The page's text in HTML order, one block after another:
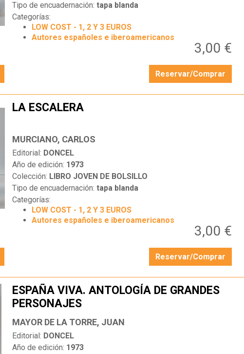
Tipo de encuadernación: tapa blanda
Categorías:
LOW COST - 1, 2 Y 3 EUROS
Autores españoles e iberoamericanos
3,00 €
Reservar/Comprar
LA ESCALERA
MURCIANO, CARLOS
Editorial: DONCEL
Año de edición: 1973
Colección: LIBRO JOVEN DE BOLSILLO
Tipo de encuadernación: tapa blanda
Categorías:
LOW COST - 1, 2 Y 3 EUROS
Autores españoles e iberoamericanos
3,00 €
Reservar/Comprar
ESPAÑA VIVA. ANTOLOGÍA DE GRANDES
PERSONAJES
MAYOR DE LA TORRE, JUAN
Editorial: DONCEL
Año de edición: 1973